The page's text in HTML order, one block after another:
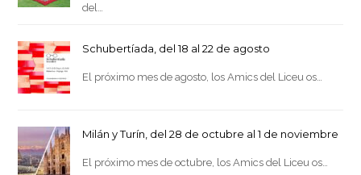
del…
Schubertíada, del 18 al 22 de agosto
El próximo mes de agosto, los Amics del Liceu os…
Milán y Turín, del 28 de octubre al 1 de noviembre
El próximo mes de octubre, los Amics del Liceu os…